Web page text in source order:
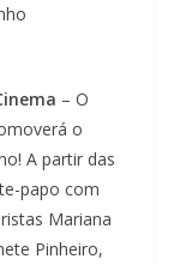
– O
o
A partir das
papo com
Mariana
Pinheiro,